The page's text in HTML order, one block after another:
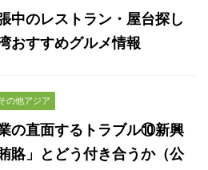
中のレストラン・屋台探し
おすすめグルメ情報
の他アジア
の直面するトラブル⑩新興
賂」とどう付き合うか（公